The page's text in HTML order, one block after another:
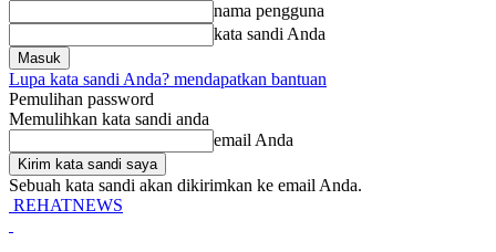
nama pengguna
kata sandi Anda
Lupa kata sandi Anda? mendapatkan bantuan
Pemulihan password
Memulihkan kata sandi anda
email Anda
Sebuah kata sandi akan dikirimkan ke email Anda.
REHATNEWS